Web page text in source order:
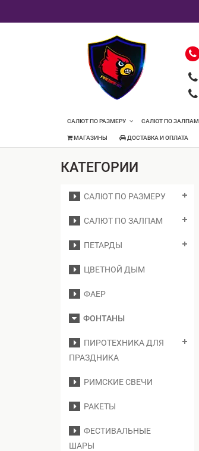
САЛЮТ ПО РАЗМЕРУ САЛЮТ ПО ЗАЛПАМ
МАГАЗИНЫ ДОСТАВКА И ОПЛАТА
КАТЕГОРИИ
САЛЮТ ПО РАЗМЕРУ
САЛЮТ ПО ЗАЛПАМ
ПЕТАРДЫ
ЦВЕТНОЙ ДЫМ
ФАЕР
ФОНТАНЫ
ПИРОТЕХНИКА ДЛЯ
ПРАЗДНИКА
РИМСКИЕ СВЕЧИ
РАКЕТЫ
ФЕСТИВАЛЬНЫЕ
ШАРЫ